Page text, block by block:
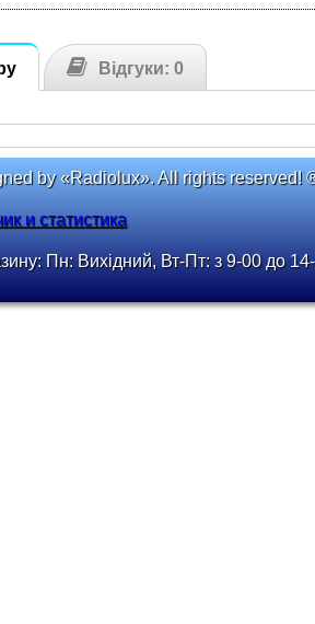
Відгуки: 0
by «Radiolux». All rights reserved!
Пн: Вихідний, Вт-Пт: з 9-00 до